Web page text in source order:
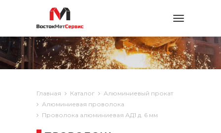
Toggle
Главная Каталог
Алюминиевый прокат
Алюминиевая проволока
Проволока алюминиевая АД1 д. 6 мм